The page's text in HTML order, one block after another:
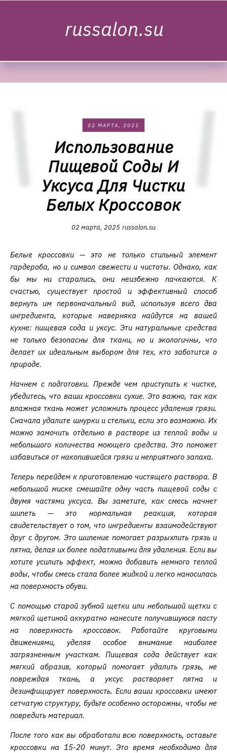
russalon.su
02 МАРТА, 2025
Использование
Пищевой Соды И
Уксуса Для Чистки
Белых Кроссовок
02 марта, 2025 russalon.su
Белые кроссовки — это не только стильный элемент
гардероба, но и символ свежести и чистоты. Однако, как
бы мы ни старались, они неизбежно пачкаются. К
счастью, существует простой и эффективный способ
вернуть им первоначальный вид, используя всего два
ингредиента, которые наверняка найдутся на вашей
кухне: пищевая сода и уксус. Эти натуральные средства
не только безопасны для ткани, но и экологичны, что
делает их идеальным выбором для тех, кто заботится о
природе.
Начнем с подготовки. Прежде чем приступить к чистке,
убедитесь, что ваши кроссовки сухие. Это важно, так как
влажная ткань может усложнить процесс удаления грязи.
Сначала удалите шнурки и стельки, если это возможно. Их
можно замочить отдельно в растворе из теплой воды и
небольшого количества моющего средства. Это поможет
избавиться от накопившейся грязи и неприятного запаха.
Теперь перейдем к приготовлению чистящего раствора. В
небольшой миске смешайте одну часть пищевой соды с
двумя частями уксуса. Вы заметите, как смесь начнет
шипеть — это нормальная реакция, которая
свидетельствует о том, что ингредиенты взаимодействуют
друг с другом. Это шипение помогает разрыхлить грязь и
пятна, делая их более податливыми для удаления. Если вы
хотите усилить эффект, можно добавить немного теплой
воды, чтобы смесь стала более жидкой и легко наносилась
на поверхность обуви.
С помощью старой зубной щетки или небольшой щетки с
мягкой щетиной аккуратно нанесите получившуюся пасту
на поверхность кроссовок. Работайте круговыми
движениями, уделяя особое внимание наиболее
загрязненным участкам. Пищевая сода действует как
мягкий абразив, который помогает удалить грязь, не
повреждая ткань, а уксус растворяет пятна и
дезинфицирует поверхность. Если ваши кроссовки имеют
сетчатую структуру, будьте особенно осторожны, чтобы не
повредить материал.
После того как вы обработали всю поверхность, оставьте
кроссовки на 15-20 минут. Это время необходимо для